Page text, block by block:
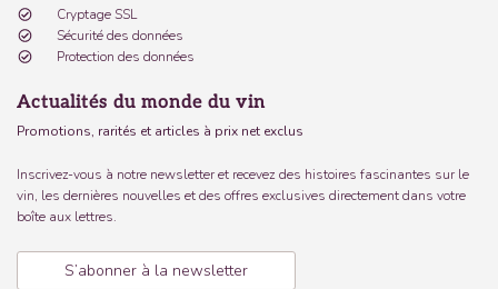
Cryptage SSL
Sécurité des données
Protection des données
Actualités du monde du vin
Promotions, rarités et articles à prix net exclus
Inscrivez-vous à notre newsletter et recevez des histoires fascinantes sur le
vin, les dernières nouvelles et des offres exclusives directement dans votre
boîte aux lettres.
S’abonner à la newsletter